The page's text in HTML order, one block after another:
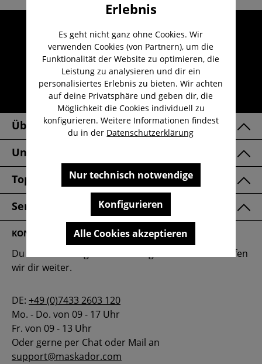
Kauf auf Rechnung
Kostenloser Versand ab 29,-€
Lieferzeit 1-3 Werktage
30 Tage kostenlose Retoure
Über Uns
Unsere Marken
Top Kategorien
Service & FAQ
KONTAKT
Du hast eine Frage oder benötigst Hilfe? Gerne helfen
wir dir weiter.
DE: +49 (0)7433 2603 120
Mo. - Do. von 09 - 17 Uhr
Fr. von 09 - 13 Uhr
Oder gerne per Chat oder Mail an
support@maskador.com
Erlebnis
Es geht nicht ganz ohne Cookies. Wir
verwenden Cookies (von Partnern), um die
Funktionalität der Website zu optimieren, die
Leistung zu analysieren und dir ein
personalisiertes Erlebnis zu bieten. Wir achten
auf deine Privatsphäre und geben dir, die
Möglichkeit die Cookies individuell zu
konfigurieren. Weitere Informationen findest
du in der Datenschutzerklärung
Nur technisch notwendige
Konfigurieren
Alle Cookies akzeptieren